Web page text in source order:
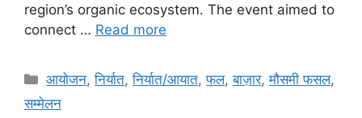
region’s organic ecosystem. The event aimed to
connect … Read more
आयोजन,निर्यात,निर्यात/आयात,फल,बाज़ार,मौसमी फसल,
सम्मेलन